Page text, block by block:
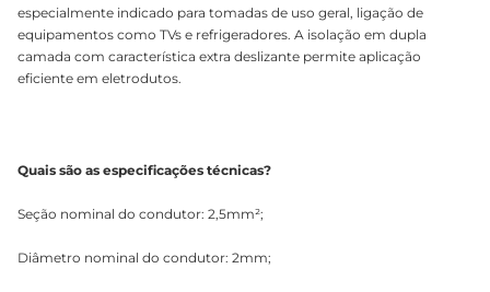
especialmente indicado para tomadas de uso geral, ligação de
equipamentos como TVs e refrigeradores. A isolação em dupla
camada com característica extra deslizante permite aplicação
eficiente em eletrodutos.
Quais são as especificações técnicas?
Seção nominal do condutor: 2,5mm²;
Diâmetro nominal do condutor: 2mm;